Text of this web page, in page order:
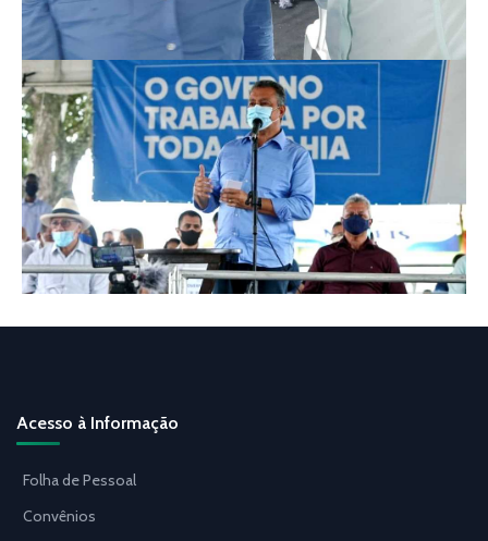
Acesso à Informação
Folha de Pessoal
Convênios